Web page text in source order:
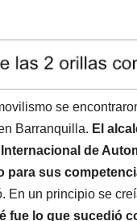
se
Barranquilla. El
de
para sus
En un principio se
fue lo que sucedió